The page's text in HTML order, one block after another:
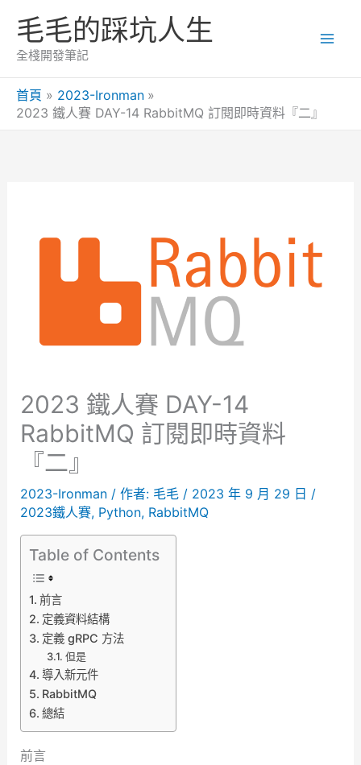
毛毛的踩坑人生
全棧開發筆記
首頁
2023-Ironman
2023 鐵人賽 DAY-14 RabbitMQ 訂閱即時資料『二』
2023 鐵人賽 DAY-14
RabbitMQ 訂閱即時資料
『二』
2023-Ironman/ 作者: 毛毛 / 2023 年 9 月 29 日 /
2023鐵人賽, Python, RabbitMQ
Table of Contents
前言
定義資料結構
定義 gRPC 方法
但是
導入新元件
RabbitMQ
總結
前言